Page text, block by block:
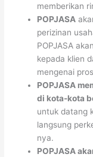
memberikan
POPJASA
perizinan
POPJASA
kepada klien
mengenai
POPJASA
di kota-kota
untuk datang
langsung
nya.
POPJASA